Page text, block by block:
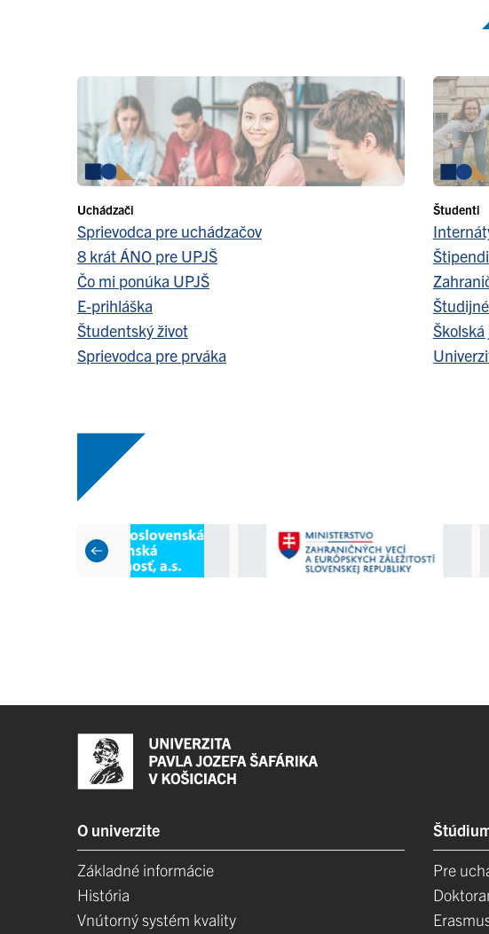
Uchádzači
Sprievodca pre uchádzačov
8 krát ÁNO pre UPJŠ
Čo mi ponúka UPJŠ
E-prihláška
Študentský život
Sprievodca pre prváka
Študenti
O univerzite
Základné informácie
História
Vnútorný systém kvality
Pre